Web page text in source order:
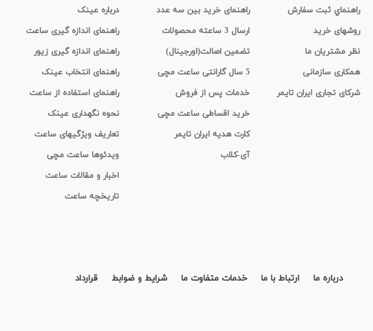
راهنماي ثبت سفارش
روشهای خرید
نظر مشتریان ما
همکاری سازمانی
شرکای تجاری ایران تایمر
راهنمای خرید بین سه عدد
ارسال 3 ساعته محصولات
تضمین اصالت(اورجینال)
5 سال گارانتی ساعت مچی
خدمات پس از فروش
خرید اقساطی ساعت مچی
کارت هدیه ایران تایمر
آی-کلاب
درباره عینک
راهنمای اندازه گیری ساعت
راهنمای اندازه گیری زیور
راهنمای انتخاب عینک
راهنمای استفاده از ساعت
نحوه نگهداری عینک
تعاریف ویژگیهای ساعت
ویدئوها ساعت مچی
اخبار و مقالات ساعت
تاریخچه ساعت
درباره ما ارتباط با ما خدمات متفاوت ما شرایط و ضوابط قرارداد